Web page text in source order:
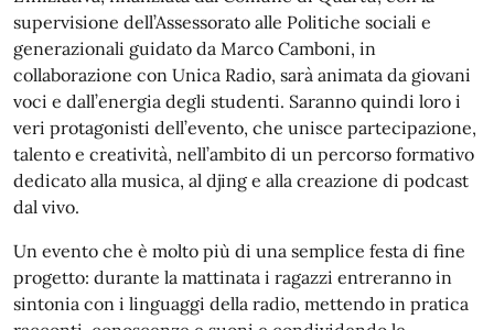
supervisione dell’Assessorato alle Politiche sociali e
generazionali guidato da Marco Camboni, in
collaborazione con Unica Radio, sarà animata da giovani
voci e dall’energia degli studenti. Saranno quindi loro i
veri protagonisti dell’evento, che unisce partecipazione,
talento e creatività, nell’ambito di un percorso formativo
dedicato alla musica, al djing e alla creazione di podcast
dal vivo.
Un evento che è molto più di una semplice festa di fine
progetto: durante la mattinata i ragazzi entreranno in
sintonia con i linguaggi della radio, mettendo in pratica